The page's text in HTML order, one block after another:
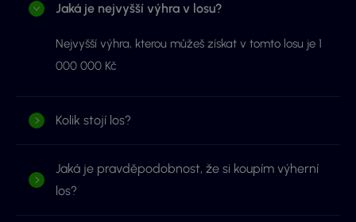
Jaká je nejvyšší výhra v losu?
Nejvyšší výhra, kterou můžeš získat v tomto losu je 1
000 000 Kč
Kolik stojí los?
Jaká je pravděpodobnost, že si koupím výherní
los?